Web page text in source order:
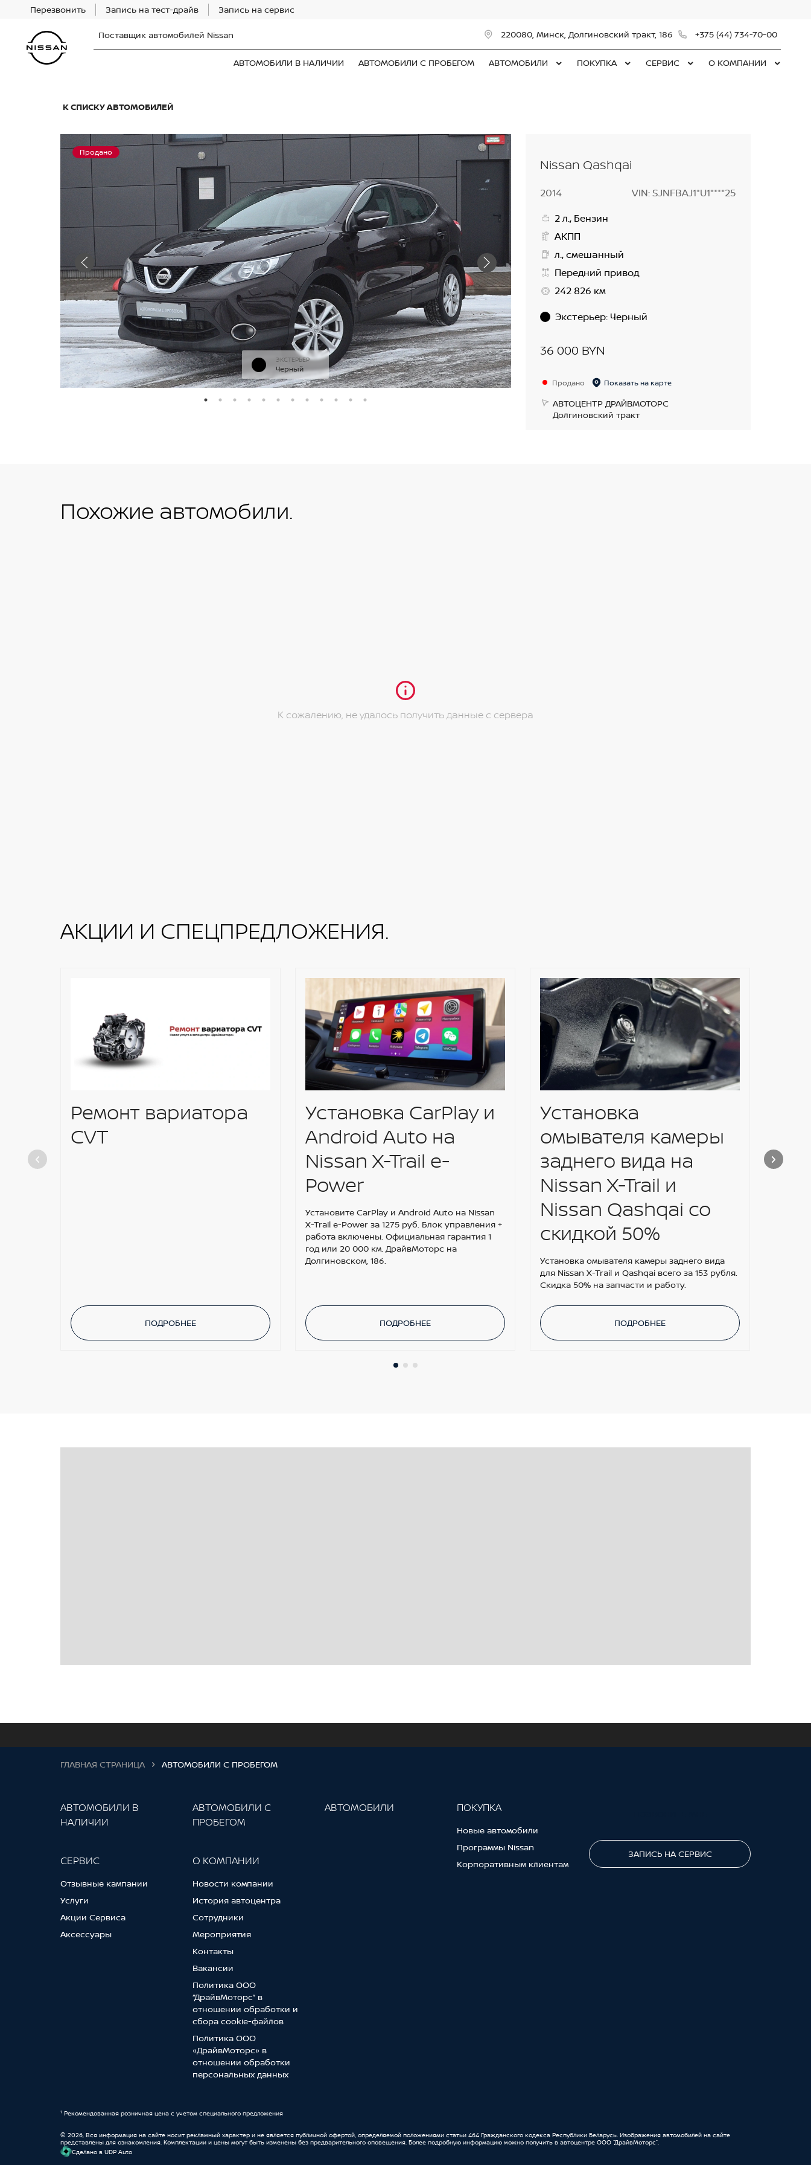
Перезвонить Запись на тест-драйв Запись на сервис
Поставщик автомобилей Nissan 220080, Минск, Долгиновский тракт, 186 +375 (44) 734-70-00
АВТОМОБИЛИ В НАЛИЧИИ АВТОМОБИЛИ С ПРОБЕГОМ АВТОМОБИЛИ ПОКУПКА СЕРВИС О КОМПАНИИ
К СПИСКУ АВТОМОБИЛЕЙ
Продано
ЭКСТЕРЬЕР
Черный
Nissan Qashqai
2014
VIN: SJNFBAJ1*U1****25
2 л., Бензин
АКПП
л., смешанный
Передний привод
242 826 км
Экстерьер: Черный
36 000 BYN
Продано Показать на карте
АВТОЦЕНТР ДРАЙВМОТОРС
Долгиновский тракт
Похожие автомобили.
К сожалению, не удалось получить данные с сервера
АКЦИИ И СПЕЦПРЕДЛОЖЕНИЯ.
Ремонт вариатора
CVT
ПОДРОБНЕЕ
Установка CarPlay и
Android Auto на
Nissan X-Trail e-
Power
Установите CarPlay и Android Auto на Nissan
X-Trail e-Power за 1275 руб. Блок управления +
работа включены. Официальная гарантия 1
год или 20 000 км. ДрайвМоторс на
Долгиновском, 186.
ПОДРОБНЕЕ
Установка
омывателя камеры
заднего вида на
Nissan X-Trail и
Nissan Qashqai со
скидкой 50%
Установка омывателя камеры заднего вида
для Nissan X-Trail и Qashqai всего за 153 рубля.
Скидка 50% на запчасти и работу.
ПОДРОБНЕЕ
ГЛАВНАЯ СТРАНИЦА АВТОМОБИЛИ С ПРОБЕГОМ
АВТОМОБИЛИ В
НАЛИЧИИ
СЕРВИС
Отзывные кампании
Услуги
Акции Сервиса
Аксессуары
АВТОМОБИЛИ С
ПРОБЕГОМ
О КОМПАНИИ
Новости компании
История автоцентра
Сотрудники
Мероприятия
Контакты
Вакансии
Политика ООО
“ДрайвМоторс” в
отношении обработки и
сбора cookie-файлов
Политика ООО
«ДрайвМоторс» в
отношении обработки
персональных данных
АВТОМОБИЛИ ПОКУПКА
Новые автомобили
Программы Nissan
Корпоративным клиентам
ЗАПИСЬ НА СЕРВИС
¹ Рекомендованная розничная цена с учетом специального предложения
© 2026, Вся информация на сайте носит рекламный характер и не является публичной офертой, определяемой положениями статьи 464 Гражданского кодекса Республики Беларусь. Изображения автомобилей на сайте
представлены для ознакомления. Комплектации и цены могут быть изменены без предварительного оповещения. Более подробную информацию можно получить в автоцентре ООО “ДрайвМоторс”.
Cделано в UDP Auto